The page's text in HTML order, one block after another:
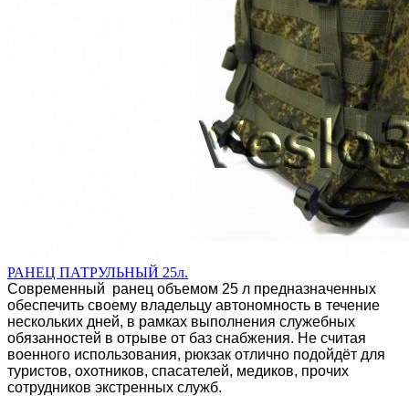
РАНЕЦ ПАТРУЛЬНЫЙ 25л.
Современный ранец объемом 25 л предназначенных
обеспечить своему владельцу автономность в течение
нескольких дней, в рамках выполнения служебных
обязанностей в отрыве от баз снабжения. Не считая
военного использования, рюкзак отлично подойдёт для
туристов, охотников, спасателей, медиков, прочих
сотрудников экстренных служб.